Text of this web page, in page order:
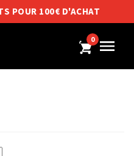
POUR 100€ D'ACHAT
0